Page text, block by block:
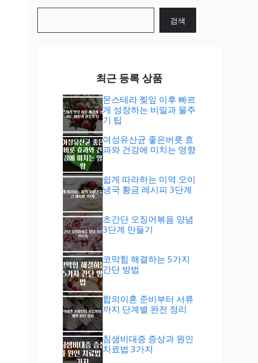
검색
최근 등록 상품
몬스테라 찢잎 이후 빠르
게 성장하는 비밀과 물주
기 팁
여성유산균 좋은버릇 효
과와 건강에 미치는 영향
쉽게 따라하는 미역 오이
냉국 황금 레시피 3단계
초간단 오징어볶음 양념
3단계 만들기
코막힘 해결하는 5가지
간단 방법
합의이혼 준비부터 서류
까지 단계별 완전 정리
침샘비대증 증상과 원인
치료법 3가지